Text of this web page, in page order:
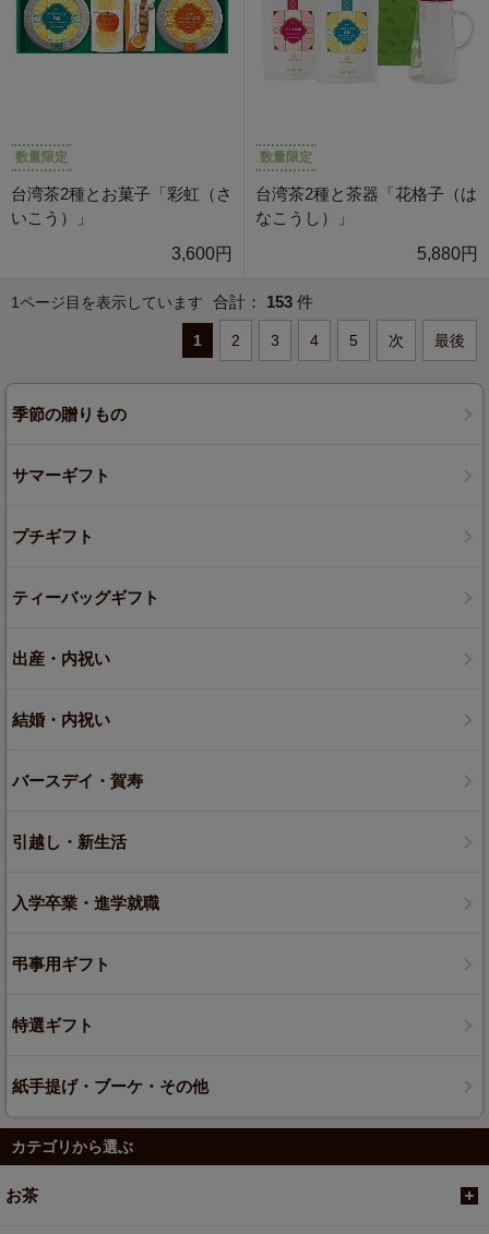
数量限定
台湾茶2種とお菓子「彩虹（さ
いこう）」
3,600円
数量限定
台湾茶2種と茶器「花格子（は
なこうし）」
5,880円
1ページ目を表示しています 合計： 153 件
1 2 3 4 5 次 最後
季節の贈りもの
サマーギフト
プチギフト
ティーバッグギフト
出産・内祝い
結婚・内祝い
バースデイ・賀寿
引越し・新生活
入学卒業・進学就職
弔事用ギフト
特選ギフト
紙手提げ・ブーケ・その他
カテゴリから選ぶ
お茶